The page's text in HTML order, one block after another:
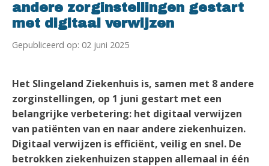
andere zorginstellingen gestart
met digitaal verwijzen
Gepubliceerd op: 02 juni 2025
Het Slingeland Ziekenhuis is, samen met 8 andere
zorginstellingen, op 1 juni gestart met een
belangrijke verbetering: het digitaal verwijzen
van patiënten van en naar andere ziekenhuizen.
Digitaal verwijzen is efficiënt, veilig en snel. De
betrokken ziekenhuizen stappen allemaal in één